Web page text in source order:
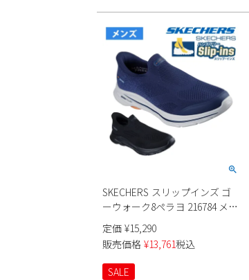
SKECHERS スリップインズ ゴ
ーウォーク8ペラヨ 216784 メン
ズ
定価 ¥15,290
販売価格 ¥13,761税込
SALE